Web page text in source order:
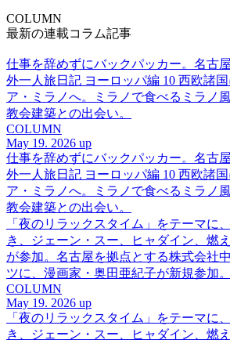
COLUMN
最新の連載コラム記事
仕事を辞めずにバックパッカー。名古
外一人旅日記 ヨーロッパ編 10 西欧諸
ア・ミラノへ。ミラノで食べるミラノ
教会建築との出会い。
COLUMN
May 19. 2026 up
仕事を辞めずにバックパッカー。名古
外一人旅日記 ヨーロッパ編 10 西欧諸
ア・ミラノへ。ミラノで食べるミラノ
教会建築との出会い。
「夜のリラックスタイム」をテーマに
き、ジェーン・スー、ヒャダイン、燃
が参加。名古屋を拠点とする株式会社
ツに、漫画家・奥田亜紀子が新規参加。
COLUMN
May 19. 2026 up
「夜のリラックスタイム」をテーマに
き、ジェーン・スー、ヒャダイン、燃